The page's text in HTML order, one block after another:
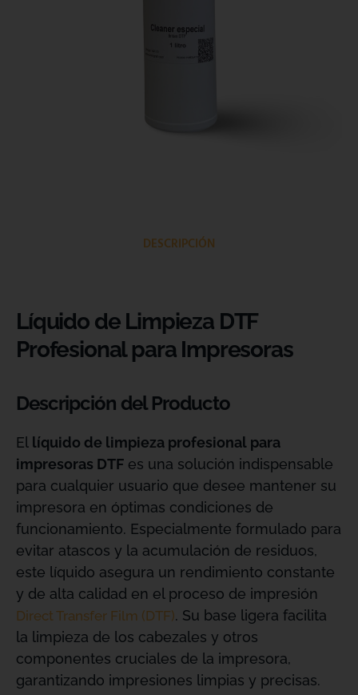
DESCRIPCIÓN
Líquido de Limpieza DTF
Profesional para Impresoras
Descripción del Producto
El líquido de limpieza profesional para
impresoras DTF es una solución indispensable
para cualquier usuario que desee mantener su
impresora en óptimas condiciones de
funcionamiento. Especialmente formulado para
evitar atascos y la acumulación de residuos,
este líquido asegura un rendimiento constante
y de alta calidad en el proceso de impresión
Direct Transfer Film (DTF). Su base ligera facilita
la limpieza de los cabezales y otros
componentes cruciales de la impresora,
garantizando impresiones limpias y precisas.